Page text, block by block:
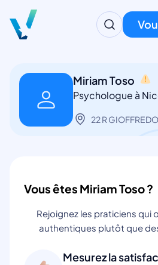
Miriam Toso
Psychologue à
22 R
Vous êtes Miriam Toso ?
Rejoignez les praticiens qui
authentiques plutôt que
Mesurez la